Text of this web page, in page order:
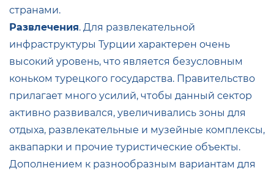
странами.
Развлечения. Для развлекательной
инфраструктуры Турции характерен очень
высокий уровень, что является безусловным
коньком турецкого государства. Правительство
прилагает много усилий, чтобы данный сектор
активно развивался, увеличивались зоны для
отдыха, развлекательные и музейные комплексы,
аквапарки и прочие туристические объекты.
Дополнением к разнообразным вариантам для